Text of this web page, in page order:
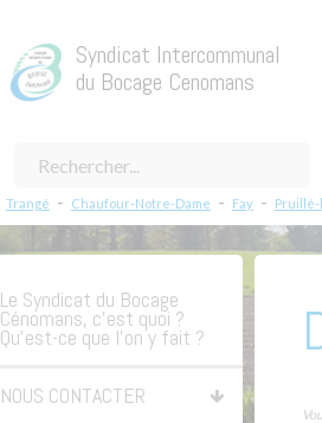
Trangé - Chaufour-Notre-Dame - Fay -
Syndicat Intercommunal
du Bocage Cenomans
Le Syndicat du Bocage
Cénomans, c’est quoi ?
Qu’est-ce que l’on y fait ?
NOUS CONTACTER